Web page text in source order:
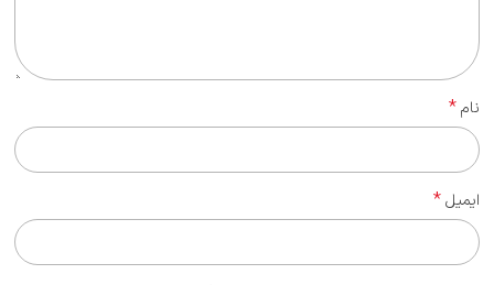
نام*
ایمیل*